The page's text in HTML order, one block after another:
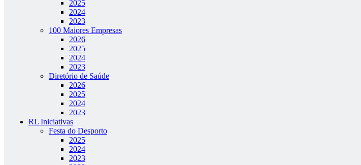
2025
2024
2023
100 Maiores Empresas
2026
2025
2024
2023
Diretório de Saúde
2026
2025
2024
2023
RL Iniciativas
Festa do Desporto
2025
2024
2023